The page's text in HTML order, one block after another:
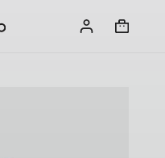
Koszyk